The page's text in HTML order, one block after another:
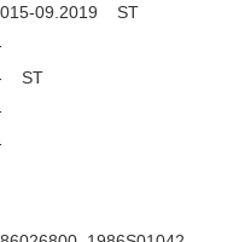
09.2019 ST
ST